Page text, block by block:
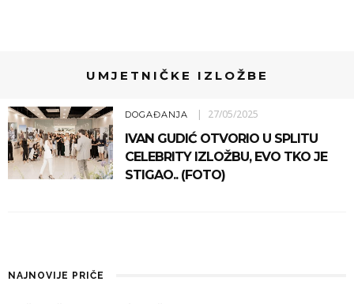
UMJETNIČKE IZLOŽBE
DOGAĐANJA 27/05/2025
IVAN GUDIĆ OTVORIO U SPLITU
CELEBRITY IZLOŽBU, EVO TKO JE
STIGAO.. (FOTO)
NAJNOVIJE PRIČE